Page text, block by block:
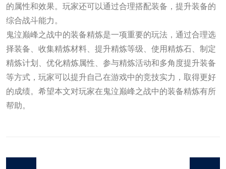
的属性和效果。玩家还可以通过合理搭配装备，提升装备的
综合战斗能力。
鬼泣巅峰之战中的装备精炼是一项重要的玩法，通过合理选
择装备、收集精炼材料、提升精炼等级、使用精炼石、制定
精炼计划、优化精炼属性、参与精炼活动和多角度提升装备
等方式，玩家可以提升自己在游戏中的竞技实力，取得更好
的成绩。希望本文对玩家在鬼泣巅峰之战中的装备精炼有所
帮助。